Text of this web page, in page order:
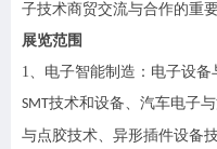
子技术商贸交流与合作的重要
展览范围
1、 电子智能制造：电子设
SMT技术和设备、汽车电子与
与点胶技术、异形插件设备技